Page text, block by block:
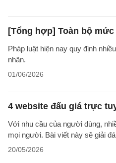
[Tổng hợp] Toàn bộ
Pháp luật hiện nay quy định
nhân.
01/06/2026
4 website đấu giá trực
Với nhu cầu của người dùng,
mọi người. Bài viết này sẽ giải
20/05/2026